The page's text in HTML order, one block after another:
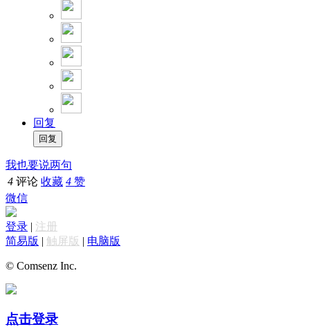
回复
我也要说两句
4 评论 收藏 4 赞
微信
登录 | 注册
简易版 | 触屏版 | 电脑版
© Comsenz Inc.
点击登录